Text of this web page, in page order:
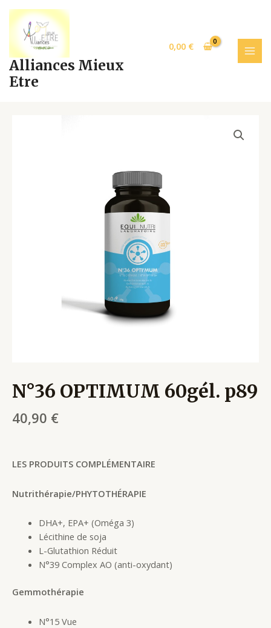
Aller
contenu
Alliances Mieux
Etre
0,00 €
N°36 OPTIMUM 60gél. p89
40,90 €
LES PRODUITS COMPLÉMENTAIRE
Nutrithérapie/PHYTOTHÉRAPIE
DHA+, EPA+ (Oméga 3)
Lécithine de soja
L-Glutathion Réduit
N°39 Complex AO (anti-oxydant)
Gemmothérapie
N°15 Vue